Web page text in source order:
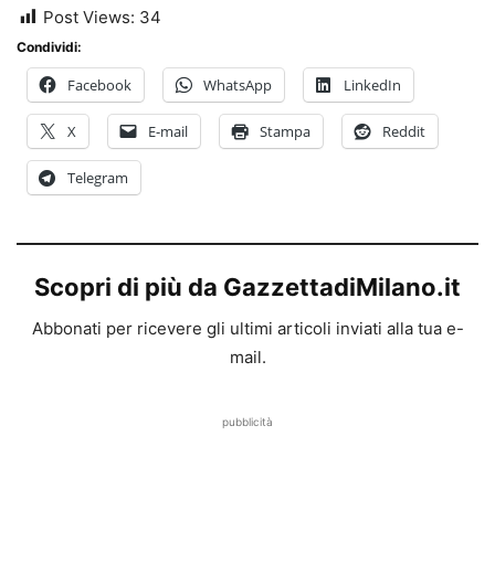
Post Views: 34
Condividi:
Facebook WhatsApp LinkedIn
X E-mail Stampa Reddit
Telegram
Scopri di più da GazzettadiMilano.it
Abbonati per ricevere gli ultimi articoli inviati alla tua e-
mail.
pubblicità